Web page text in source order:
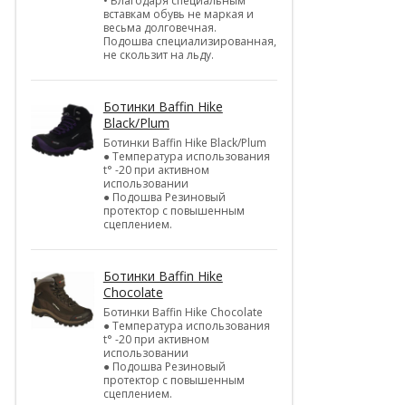
вставкам обувь не маркая и
весьма долговечная.
Подошва специализированная,
не скользит на льду.
Ботинки Baffin Hike
Black/Plum
Ботинки Baffin Hike Black/Plum
● Температура использования
t° -20 при активном
использовании
● Подошва Резиновый
протектор с повышенным
сцеплением.
Ботинки Baffin Hike
Chocolate
Ботинки Baffin Hike Chocolate
● Температура использования
t° -20 при активном
использовании
● Подошва Резиновый
протектор с повышенным
сцеплением.